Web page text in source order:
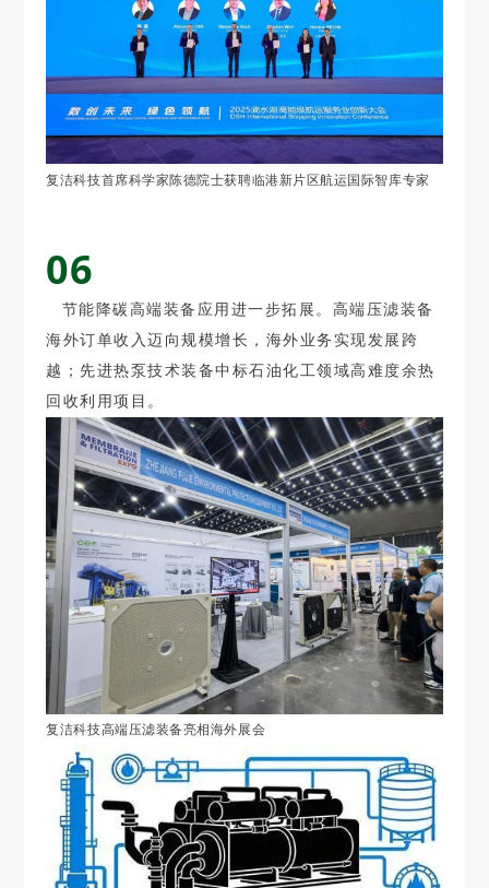
复洁科技首席科学家陈德院士获聘临港新片区航运国际智库专家
06
节能降碳高端装备应用进一步拓展。高端压滤装备
海外订单收入迈向规模增长，海外业务实现发展跨
越；先进热泵技术装备中标石油化工领域高难度余热
回收利用项目。
复洁科技高端压滤装备亮相海外展会